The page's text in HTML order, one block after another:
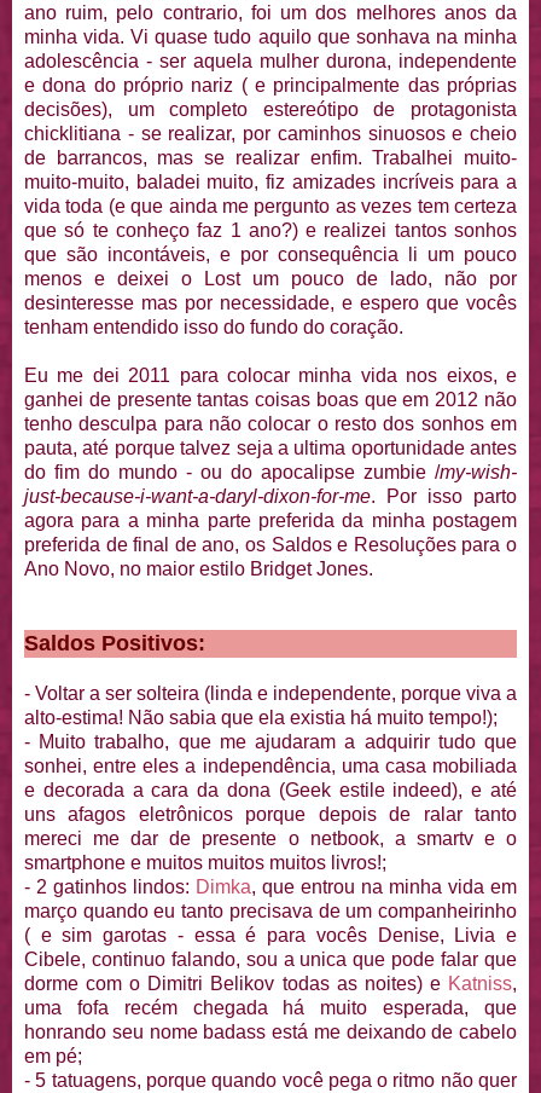
ano ruim, pelo contrario, foi um dos melhores anos da
minha vida. Vi quase tudo aquilo que sonhava na minha
adolescência - ser aquela mulher durona, independente
e dona do próprio nariz ( e principalmente das próprias
decisões), um completo estereótipo de protagonista
chicklitiana - se realizar, por caminhos sinuosos e cheio
de barrancos, mas se realizar enfim. Trabalhei muito-
muito-muito, baladei muito, fiz amizades incríveis para a
vida toda (e que ainda me pergunto as vezes tem certeza
que só te conheço faz 1 ano?) e realizei tantos sonhos
que são incontáveis, e por consequência li um pouco
menos e deixei o Lost um pouco de lado, não por
desinteresse mas por necessidade, e espero que vocês
tenham entendido isso do fundo do coração.
Eu me dei 2011 para colocar minha vida nos eixos, e
ganhei de presente tantas coisas boas que em 2012 não
tenho desculpa para não colocar o resto dos sonhos em
pauta, até porque talvez seja a ultima oportunidade antes
do fim do mundo - ou do apocalipse zumbie /my-wish-
just-because-i-want-a-daryl-dixon-for-me. Por isso parto
agora para a minha parte preferida da minha postagem
preferida de final de ano, os Saldos e Resoluções para o
Ano Novo, no maior estilo Bridget Jones.
Saldos Positivos:
- Voltar a ser solteira (linda e independente, porque viva a
alto-estima! Não sabia que ela existia há muito tempo!);
- Muito trabalho, que me ajudaram a adquirir tudo que
sonhei, entre eles a independência, uma casa mobiliada
e decorada a cara da dona (Geek estile indeed), e até
uns afagos eletrônicos porque depois de ralar tanto
mereci me dar de presente o netbook, a smartv e o
smartphone e muitos muitos muitos livros!;
- 2 gatinhos lindos: Dimka, que entrou na minha vida em
março quando eu tanto precisava de um companheirinho
( e sim garotas - essa é para vocês Denise, Livia e
Cibele, continuo falando, sou a unica que pode falar que
dorme com o Dimitri Belikov todas as noites) e Katniss,
uma fofa recém chegada há muito esperada, que
honrando seu nome badass está me deixando de cabelo
em pé;
- 5 tatuagens, porque quando você pega o ritmo não quer